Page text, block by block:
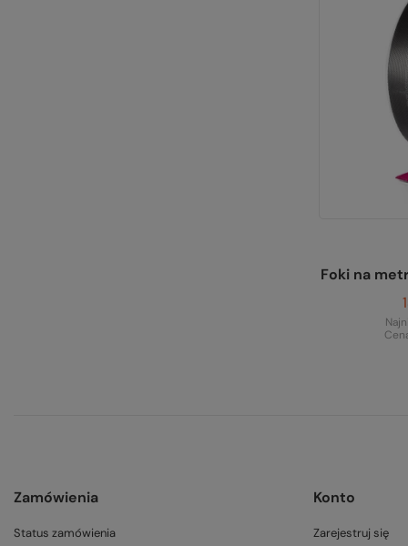
Foki na
Zamówienia
Status zamówienia
Konto
Zarejestruj się